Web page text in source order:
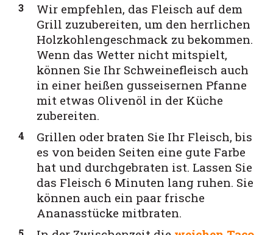
Wir empfehlen, das Fleisch auf dem
Grill zuzubereiten, um den herrlichen
Holzkohlengeschmack zu bekommen.
Wenn das Wetter nicht mitspielt,
können Sie Ihr Schweinefleisch auch
in einer heißen gusseisernen Pfanne
mit etwas Olivenöl in der Küche
zubereiten.
Grillen oder braten Sie Ihr Fleisch, bis
es von beiden Seiten eine gute Farbe
hat und durchgebraten ist. Lassen Sie
das Fleisch 6 Minuten lang ruhen. Sie
können auch ein paar frische
Ananasstücke mitbraten.